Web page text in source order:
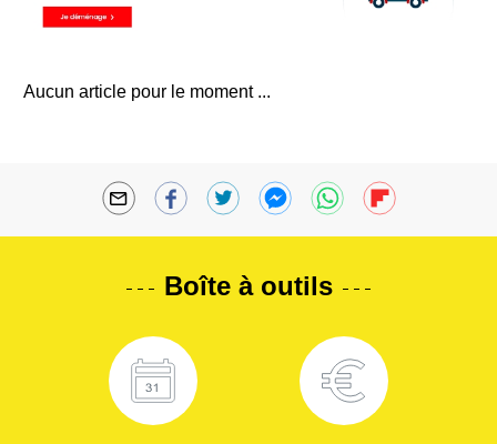
Aucun article pour le moment ...
Boîte à outils